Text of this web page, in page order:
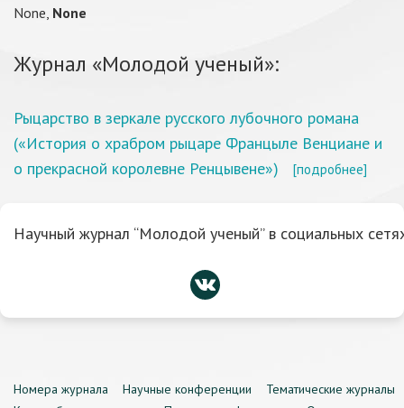
None, None
Журнал «Молодой ученый»:
Рыцарство в зеркале русского лубочного романа
(«История о храбром рыцаре Францыле Венциане и
о прекрасной королевне Ренцывене»)
[подробнее]
Научный журнал “Молодой ученый” в социальных
Номера журнала Научные конференции
Тематические журналы